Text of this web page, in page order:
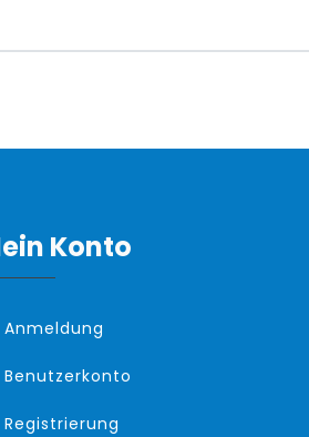
Konto
Anmeldung
Benutzerkonto
Registrierung